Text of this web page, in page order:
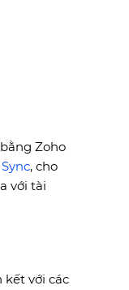
Zoho
, cho
với tài
kết với các